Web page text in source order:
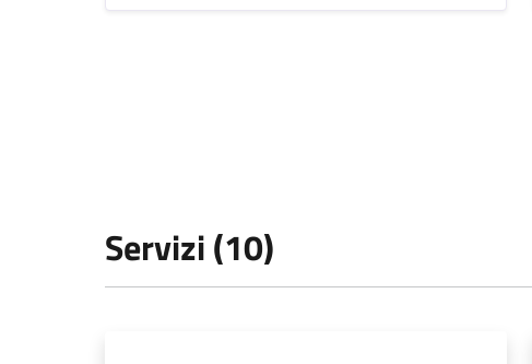
Servizi (10)